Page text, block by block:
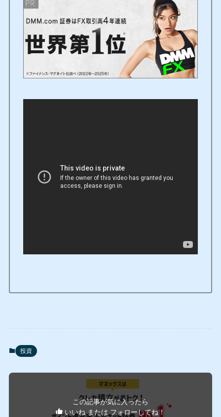
投資
この記事が気に入ったら
いいね または フォローしてね！